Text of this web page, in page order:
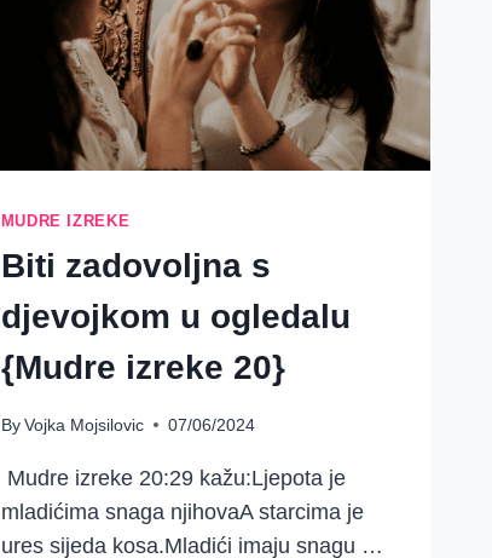
MUDRE IZREKE
Biti zadovoljna s
djevojkom u ogledalu
{Mudre izreke 20}
By Vojka Mojsilovic 07/06/2024
Mudre izreke 20:29 kažu:Ljepota je
mladićima snaga njihovaA starcima je
ures sijeda kosa.Mladići imaju snagu …